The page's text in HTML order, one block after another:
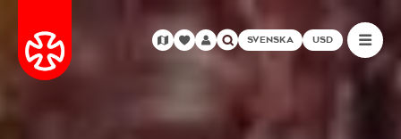
SVENSKA USD